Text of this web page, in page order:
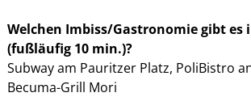
Welchen Imbiss/Gastronomie gibt es
(fußläufig 10 min.)?
Subway am Pauritzer Platz, PoliBistro
Becuma-Grill Mori